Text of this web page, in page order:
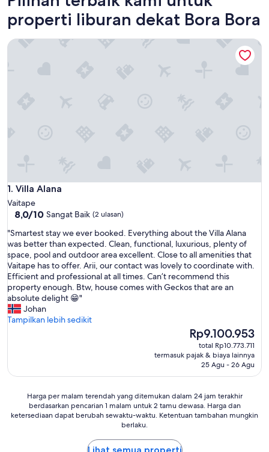
properti liburan dekat Bora Bora
1. Villa Alana
Villa Alana
Vaitape
8.0
10,
Sangat
Baik,
(2
ulasan)
8,0/10 Sangat Baik (2 ulasan)
"
S
m
a
r
t
e
s
t
w
"Smartest stay we ever booked. Everything about the Villa Alana
was better than expected. Clean, functional, luxurious, plenty of
space, pool and outdoor area excellent. Close to all amenities that
Vaitape has to offer. Arii, our contact was lovely to coordinate with.
Efficient and professional at all times. Can’t recommend this
property enough. Btw, house comes with Geckos that are an
absolute delight 😁"
Johan
Tampilkan lebih sedikit
Harga
sekarang
Rp9.100.953
Rp9.100.953
total Rp10.773.711
termasuk pajak & biaya lainnya
25 Agu - 26 Agu
Villa Alana
Harga
malam
Harga per malam terendah yang ditemukan dalam 24 jam terakhir
berdasarkan pencarian 1 malam untuk 2 tamu dewasa. Harga dan
ketersediaan dapat berubah sewaktu-waktu. Ketentuan tambahan mungkin
berlaku.
Lihat semua properti